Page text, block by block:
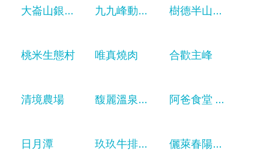
大崙山銀杏森林步道 九九峰動物樂園 樹德半山夢工廠
桃米生態村 唯真燒肉 合歡主峰
清境農場 馥麗溫泉大飯店 阿爸食堂 三合院古厝料理
日月潭 玖玖牛排美食館 儷萊春陽山莊